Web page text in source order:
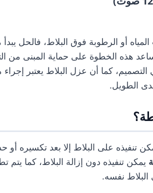
أو الرطوبة فوق البلاط، فالحل يبدأ
هذه الخطوة على حماية المبنى
التصميم، كما أن عزل البلاط يعتبر
الطويل.
تنفيذه على البلاط إلا بعد تكسيره
يمكن تنفيذه دون إزالة البلاط، كما
نفسه.